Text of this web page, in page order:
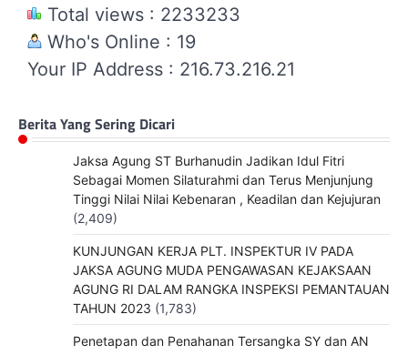
Total views : 2233233
Who's Online : 19
Your IP Address : 216.73.216.21
Berita Yang Sering Dicari
Jaksa Agung ST Burhanudin Jadikan Idul Fitri
Sebagai Momen Silaturahmi dan Terus Menjunjung
Tinggi Nilai Nilai Kebenaran , Keadilan dan Kejujuran
(2,409)
KUNJUNGAN KERJA PLT. INSPEKTUR IV PADA
JAKSA AGUNG MUDA PENGAWASAN KEJAKSAAN
AGUNG RI DALAM RANGKA INSPEKSI PEMANTAUAN
TAHUN 2023 (1,783)
Penetapan dan Penahanan Tersangka SY dan AN